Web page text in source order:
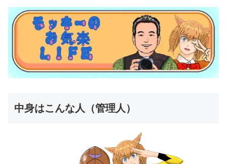
中身はこんな人（管理人）